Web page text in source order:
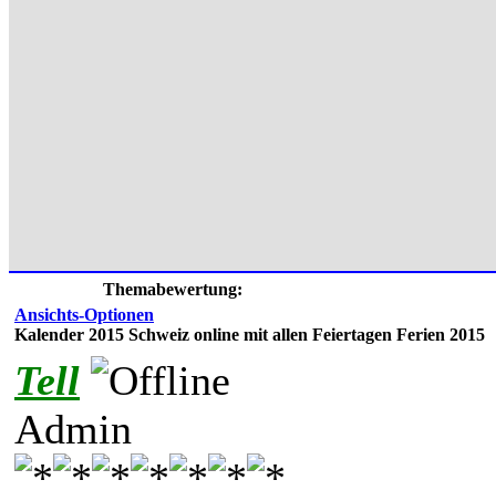
Themabewertung:
Ansichts-Optionen
Kalender 2015 Schweiz online mit allen Feiertagen Ferien 2015
Tell
Admin